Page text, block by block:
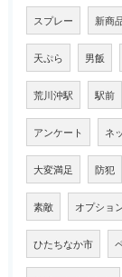
スプレー 新商
天ぷら 男飯
荒川沖駅 駅前
アンケート ネ
大変満足 防犯
素敵 オプショ
ひたちなか市